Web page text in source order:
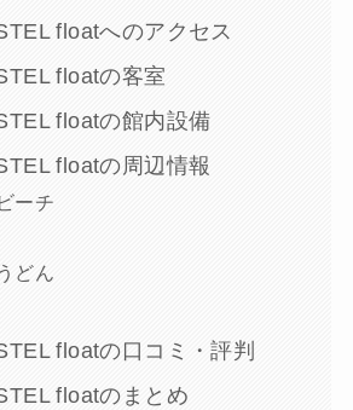
floatへのアクセス
floatの客室
floatの館内設備
floatの周辺情報
ーチ
どん
floatの口コミ・評判
floatのまとめ